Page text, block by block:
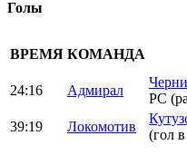
Голы
ВРЕМЯ КОМАНДА
24:16
Адмирал
РС
39:19
Локомотив
(гол